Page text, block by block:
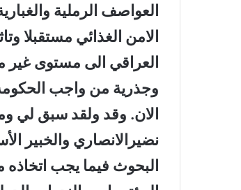
العواصف الرملية
الامن الغذائي مستقبلا
العراقي الى مستوى غير
وجذرية من واجب
الان. وقد ولقد سبق لي
نضيرالانصاري والخبير
البحوث فيما يجب اتخاذه